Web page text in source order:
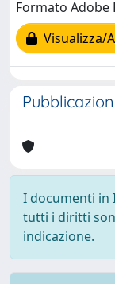
Formato Adobe
Visualizza/
I documenti in
tutti i diritti
indicazione.